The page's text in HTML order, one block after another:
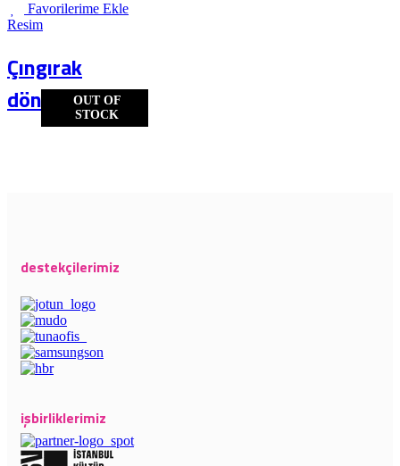
OUT OF
STOCK
Favorilerime Ekle
Resim
Çıngırak
dönüşü
destekçilerimiz
işbirliklerimiz